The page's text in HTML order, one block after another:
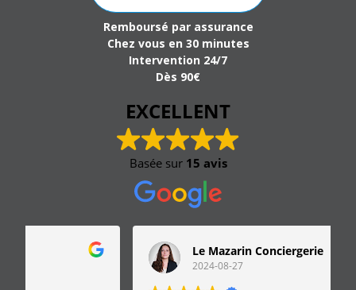
Remboursé par assurance
Chez vous en 30 minutes
Intervention 24/7
Dès 90€
EXCELLENT
Basée sur 15 avis
Le Mazarin Conciergerie